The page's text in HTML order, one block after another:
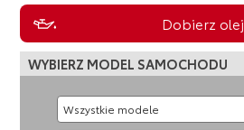
Dobierz olej
WYBIERZ MODEL SAMOCHODU